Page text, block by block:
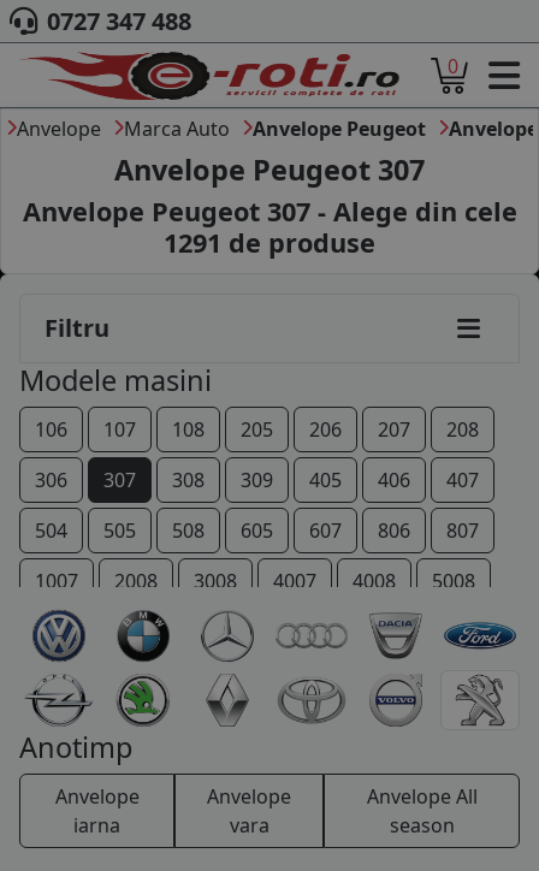
ACASA
DESPRE NOI
ANVELOPE
AUTO
CAMION
MOTO
MARCA AUTO
BLOG
B2B - COLABORARE COMPANII
CONT
CONTACT
COS (0 PRODUSE)
0727 347 488
0
Anvelope Marca Auto Anvelope Peugeot
Anvelope Peugeot 307
Anvelope Peugeot 307 - Alege din cele
1291 de produse
Filtru
Modele masini
106 107 108 205 206 207
208
306
307 308 309 405 406
407
504
505 508 605 607 806
807
1007
2008 3008 4007 4008
5008
206 +
207 + Bipper Boxer
Expert
IOn
P 4 Partner RCZ
Rifter
TRAVELLER
Anotimp
Anvelope
iarna
Anvelope
vara
Anvelope All
season